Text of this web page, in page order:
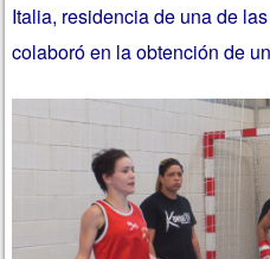
Italia, residencia de una de
colaboró en la obtención de